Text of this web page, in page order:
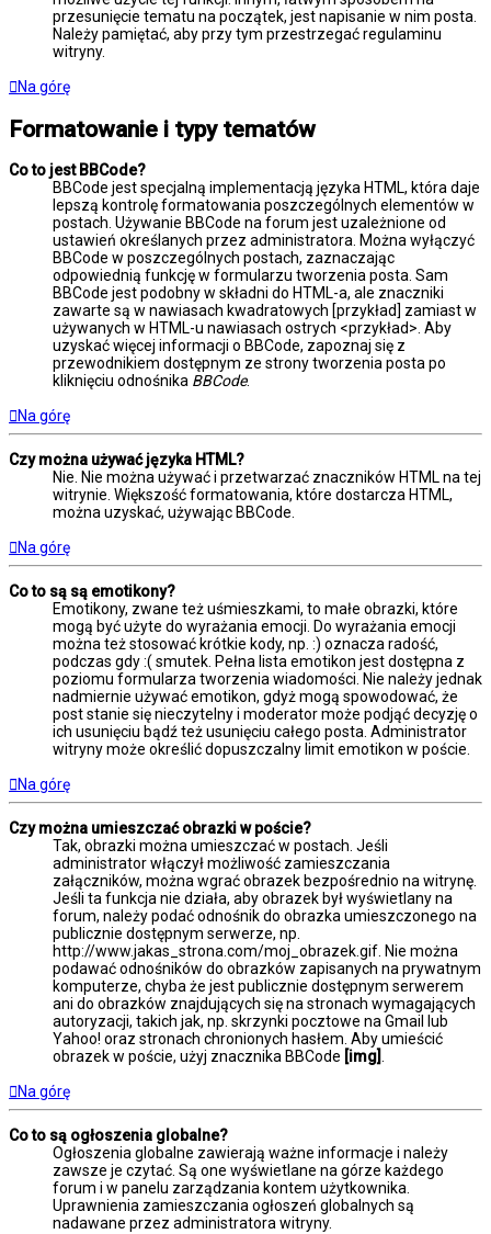
przesunięcie tematu na początek, jest napisanie w nim posta.
Należy pamiętać, aby przy tym przestrzegać regulaminu
witryny.
Na górę
Formatowanie i typy tematów
Co to jest BBCode?
BBCode jest specjalną implementacją języka HTML, która daje
lepszą kontrolę formatowania poszczególnych elementów w
postach. Używanie BBCode na forum jest uzależnione od
ustawień określanych przez administratora. Można wyłączyć
BBCode w poszczególnych postach, zaznaczając
odpowiednią funkcję w formularzu tworzenia posta. Sam
BBCode jest podobny w składni do HTML-a, ale znaczniki
zawarte są w nawiasach kwadratowych [przykład] zamiast w
używanych w HTML-u nawiasach ostrych <przykład>. Aby
uzyskać więcej informacji o BBCode, zapoznaj się z
przewodnikiem dostępnym ze strony tworzenia posta po
kliknięciu odnośnika BBCode.
Na górę
Czy można używać języka HTML?
Nie. Nie można używać i przetwarzać znaczników HTML na tej
witrynie. Większość formatowania, które dostarcza HTML,
można uzyskać, używając BBCode.
Na górę
Co to są są emotikony?
Emotikony, zwane też uśmieszkami, to małe obrazki, które
mogą być użyte do wyrażania emocji. Do wyrażania emocji
można też stosować krótkie kody, np. :) oznacza radość,
podczas gdy :( smutek. Pełna lista emotikon jest dostępna z
poziomu formularza tworzenia wiadomości. Nie należy jednak
nadmiernie używać emotikon, gdyż mogą spowodować, że
post stanie się nieczytelny i moderator może podjąć decyzję o
ich usunięciu bądź też usunięciu całego posta. Administrator
witryny może określić dopuszczalny limit emotikon w poście.
Na górę
Czy można umieszczać obrazki w poście?
Tak, obrazki można umieszczać w postach. Jeśli
administrator włączył możliwość zamieszczania
załączników, można wgrać obrazek bezpośrednio na witrynę.
Jeśli ta funkcja nie działa, aby obrazek był wyświetlany na
forum, należy podać odnośnik do obrazka umieszczonego na
publicznie dostępnym serwerze, np.
http://www.jakas_strona.com/moj_obrazek.gif. Nie można
podawać odnośników do obrazków zapisanych na prywatnym
komputerze, chyba że jest publicznie dostępnym serwerem
ani do obrazków znajdujących się na stronach wymagających
autoryzacji, takich jak, np. skrzynki pocztowe na Gmail lub
Yahoo! oraz stronach chronionych hasłem. Aby umieścić
obrazek w poście, użyj znacznika BBCode [img].
Na górę
Co to są ogłoszenia globalne?
Ogłoszenia globalne zawierają ważne informacje i należy
zawsze je czytać. Są one wyświetlane na górze każdego
forum i w panelu zarządzania kontem użytkownika.
Uprawnienia zamieszczania ogłoszeń globalnych są
nadawane przez administratora witryny.